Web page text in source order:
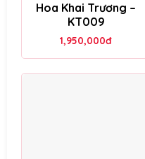
Hoa Khai Trương –
KT009
1,950,000đ